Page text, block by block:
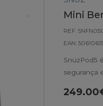
Mini
REF:
EAN:
SnüzPod5
segurança